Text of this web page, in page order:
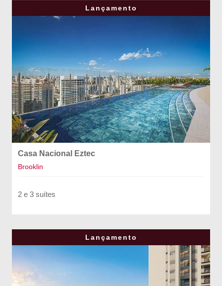
Lançamento
Casa Nacional Eztec
Brooklin
2 e 3 suítes
Lançamento